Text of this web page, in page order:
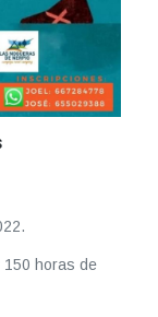
horas de